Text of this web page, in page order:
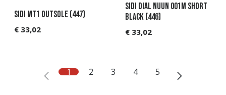
Sidi MT1 Outsole (447)
€ 33,02
Sidi DIAL NUUN 001M Short
Black (446)
€ 33,02
1 2 3 4 5